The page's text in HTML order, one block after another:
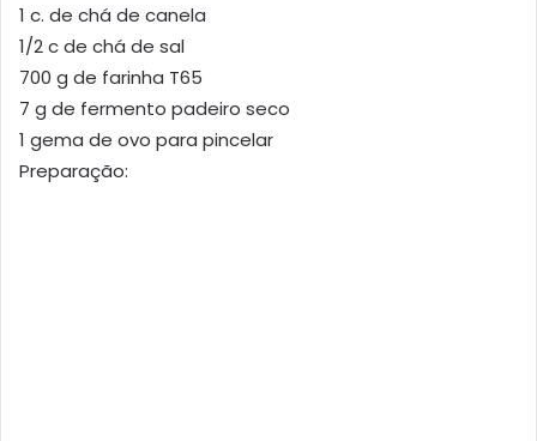
1 c. de chá de canela
1/2 c de chá de sal
700 g de farinha T65
7 g de fermento padeiro seco
1 gema de ovo para pincelar
Preparação: